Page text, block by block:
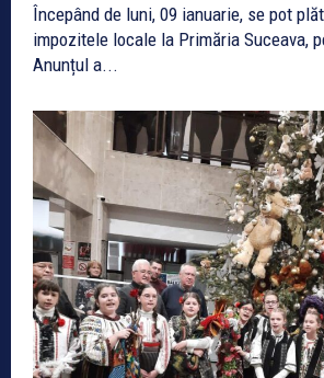
Începând de luni, 09 ianuarie, se pot
impozitele locale la Primăria Suceava,
Anunțul a...